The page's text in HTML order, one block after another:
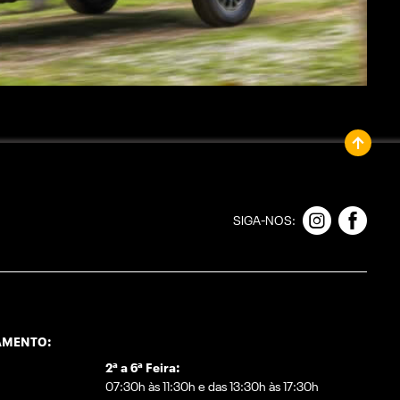
SIGA-NOS:
2ª a 6ª Feira:
07:30h às 11:30h e das 13:30h às 17:30h